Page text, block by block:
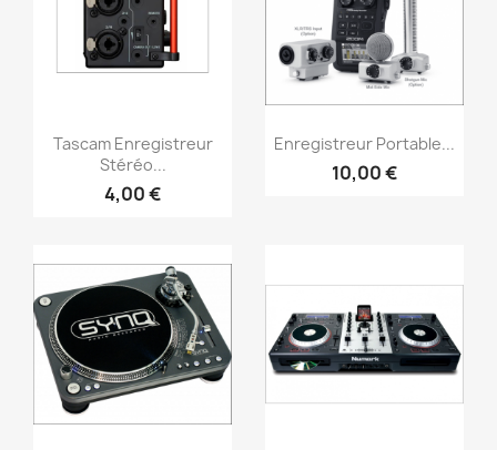
Vorschau
Tascam Enregistreur
Stéréo...
4,00 €
Vorschau
Enregistreur Portable...
10,00 €